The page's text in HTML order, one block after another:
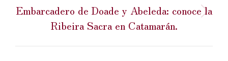
Publicación
siguiente:
Embarcadero de Doade y Abeleda: conoce la
Ribeira Sacra en Catamarán.